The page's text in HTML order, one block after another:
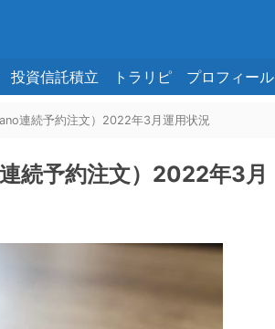
投資信託積立 トラリピ プロフィール
連続予約注文）2022年3月運用状況
続予約注文）2022年3月